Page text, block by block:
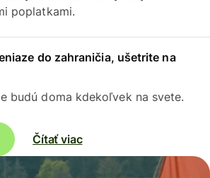
poplatkami.
do zahraničia, ušetrite na
budú doma kdekoľvek na svete.
Čítať viac